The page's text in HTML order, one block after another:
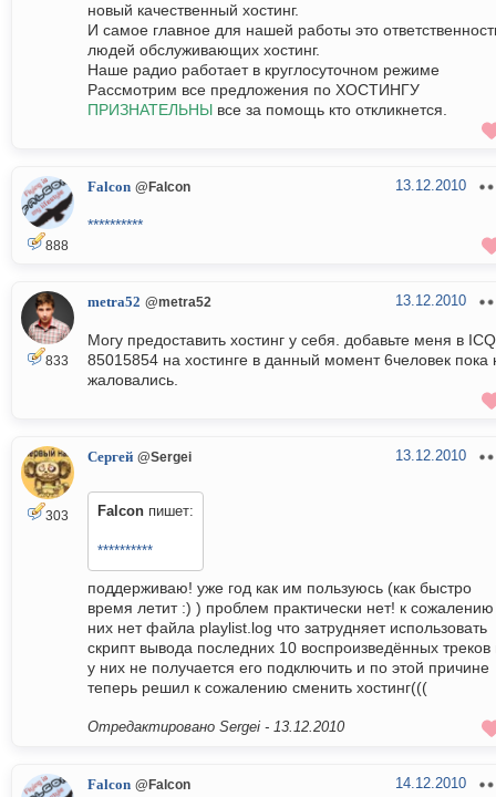
новый качественный хостинг.
И самое главное для нашей работы это
людей обслуживающих хостинг.
Наше радио работает в круглосуточном режиме
Рассмотрим все предложения по ХОСТИНГУ
ПРИЗНАТЕЛЬНЫ все за помощь кто откликнется.
888
Falcon @Falcon 13.12.2010
**********
833
metra52 @metra52 13.12.2010
Могу предоставить хостинг у себя. добавьте меня в ICQ
85015854 на хостинге в данный момент 6человек пока
жаловались.
303
Сергей @Sergei 13.12.2010
Falcon пишет:
**********
поддерживаю! уже год как им пользуюсь (как быстро
время летит :) ) проблем практически нет! к сожалению
них нет файла playlist.log что затрудняет использовать
скрипт вывода последних 10 воспроизведённых треков
у них не получается его подключить и по этой причине
теперь решил к сожалению сменить хостинг(((
Отредактировано Sergei - 13.12.2010
Falcon @Falcon 14.12.2010